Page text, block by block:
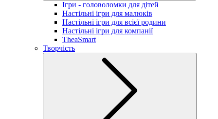
Ігри - головоломки для дітей
Настільні ігри для малюків
Настільні ігри для всієї родини
Настільні ігри для компанії
TheaSmart
Творчість